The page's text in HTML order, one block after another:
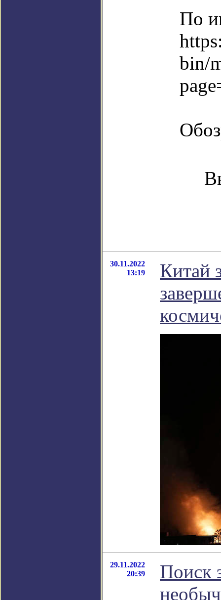
По
bin/
30.11.2022
13:19
Китай
29.11.2022
20:39
Поиск